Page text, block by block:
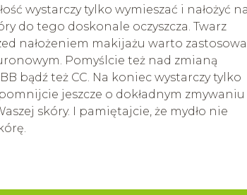
wystarczy tylko wymieszać i nałożyć na
do tego doskonale oczyszcza. Twarz
nałożeniem makijażu warto
Pomyślcie też nad zmianą
bądź też CC. Na koniec wystarczy tylko
jeszcze o dokładnym zmywaniu
skóry. I pamiętajcie, że mydło nie